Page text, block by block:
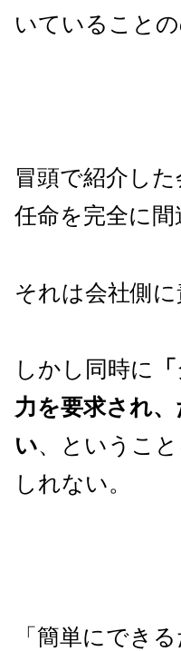
いていることの
冒頭で紹介し
任命を完全に間
それは会社側に
しかし同時に
力を要求され
い、というこ
しれない。
「簡単にでき